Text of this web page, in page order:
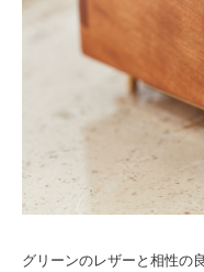
グリーンのレザーと相性の